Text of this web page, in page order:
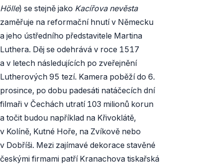
Hölle) se stejně jako Kacířova nevěsta
zaměřuje na reformační hnutí v Německu
a jeho ústředního představitele Martina
Luthera. Děj se odehrává v roce 1517
a v letech následujících po zveřejnění
Lutherových 95 tezí. Kamera poběží do 6.
prosince, po dobu padesáti natáčecích dní
filmaři v Čechách utratí 103 milionů korun
a točit budou například na Křivoklátě,
v Kolíně, Kutné Hoře, na Zvíkově nebo
v Dobříši. Mezi zajímavé dekorace stavěné
českými firmami patří Kranachova tiskařská